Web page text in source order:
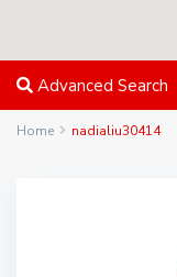
Advanced Search
Home nadialiu30414